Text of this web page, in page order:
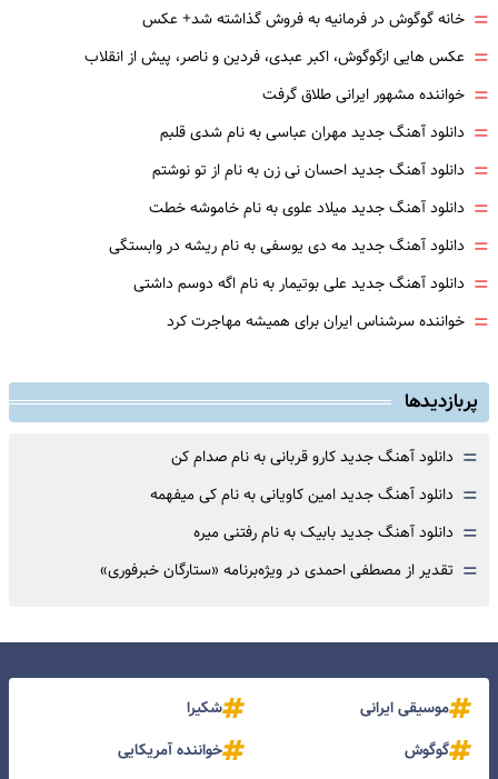
= خانه گوگوش در فرمانیه به فروش گذاشته شد+ عکس
= عکس هایی ازگوگوش، اکبر عبدی، فردین و ناصر، پیش از انقلاب
= خواننده مشهور ایرانی طلاق گرفت
= دانلود آهنگ جدید مهران عباسی به نام شدی قلبم
= دانلود آهنگ جدید احسان نی زن به نام از تو نوشتم
= دانلود آهنگ جدید میلاد علوی به نام خاموشه خطت
= دانلود آهنگ جدید مه دی یوسفی به نام ریشه در وابستگی
= دانلود آهنگ جدید علی بوتیمار به نام اگه دوسم داشتی
= خواننده سرشناس ایران برای همیشه مهاجرت کرد
پربازدیدها
= دانلود آهنگ جدید کارو قربانی به نام صدام کن
= دانلود آهنگ جدید امین کاویانی به نام کی میفهمه
= دانلود آهنگ جدید بابیک به نام رفتنی میره
= تقدیر از مصطفی احمدی در ویژه‌برنامه «ستارگان خبرفوری»
موسیقی ایرانی
شکیرا
گوگوش
خواننده آمریکایی